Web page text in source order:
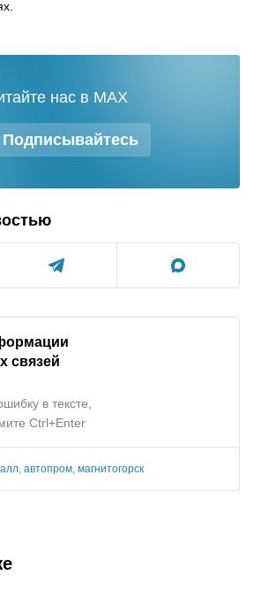
Подписывайтесь
нас в MAX
связей
в тексте,
Ctrl+Enter
, автопром, магнитогорск